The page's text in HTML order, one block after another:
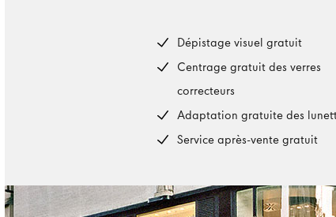
Dépistage visuel gratuit
Centrage gratuit des verres
correcteurs
Adaptation gratuite des
Service après-vente gratuit